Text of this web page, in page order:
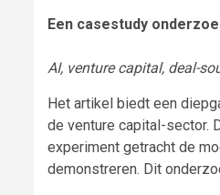
Een casestudy
AI, venture capital, deal-
Het artikel biedt een
de venture capital-sector.
experiment getracht de
demonstreren. Dit